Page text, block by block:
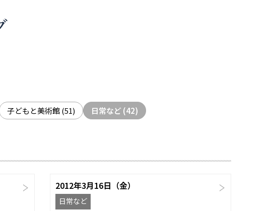
子どもと美術館(51) 日常など (42)
2012年3月16日（金）
日常など